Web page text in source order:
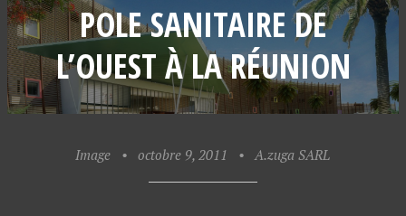
POLE SANITAIRE DE
L’OUEST À LA RÉUNION
Image • octobre 9, 2011 • A.zuga SARL